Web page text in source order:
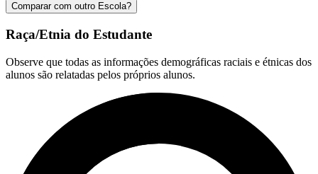
Comparar com outro Escola?
Raça/Etnia do Estudante
Observe que todas as informações demográficas raciais e étnicas dos
alunos são relatadas pelos próprios alunos.